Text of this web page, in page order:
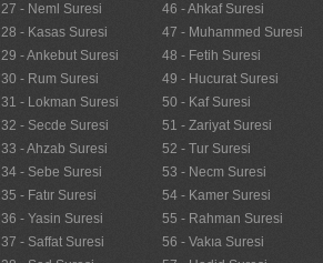
27 - Neml Suresi
28 - Kasas Suresi
29 - Ankebut Suresi
30 - Rum Suresi
31 - Lokman Suresi
32 - Secde Suresi
33 - Ahzab Suresi
34 - Sebe Suresi
35 - Fatır Suresi
36 - Yasin Suresi
37 - Saffat Suresi
46 - Ahkaf Suresi
47 - Muhammed Suresi
48 - Fetih Suresi
49 - Hucurat Suresi
50 - Kaf Suresi
51 - Zariyat Suresi
52 - Tur Suresi
53 - Necm Suresi
54 - Kamer Suresi
55 - Rahman Suresi
56 - Vakıa Suresi